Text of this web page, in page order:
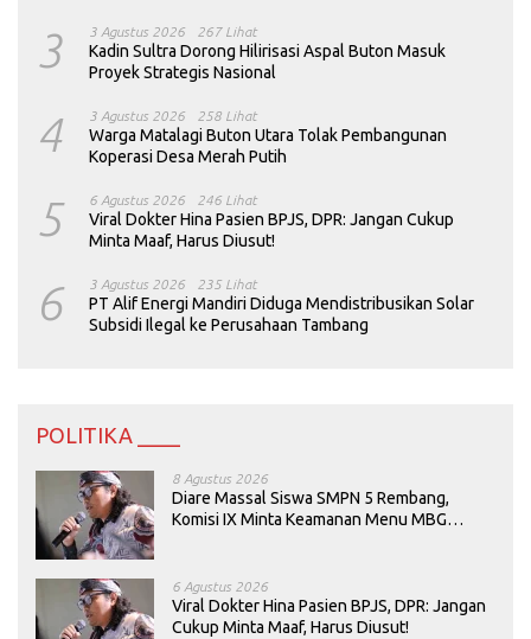
3 3 Agustus 2026 267 Lihat
Kadin Sultra Dorong Hilirisasi Aspal Buton Masuk
Proyek Strategis Nasional
4 3 Agustus 2026 258 Lihat
Warga Matalagi Buton Utara Tolak Pembangunan
Koperasi Desa Merah Putih
5 6 Agustus 2026 246 Lihat
Viral Dokter Hina Pasien BPJS, DPR: Jangan Cukup
Minta Maaf, Harus Diusut!
6 3 Agustus 2026 235 Lihat
PT Alif Energi Mandiri Diduga Mendistribusikan Solar
Subsidi Ilegal ke Perusahaan Tambang
POLITIKA ____
8 Agustus 2026
Diare Massal Siswa SMPN 5 Rembang,
Komisi IX Minta Keamanan Menu MBG
6 Agustus 2026
Viral Dokter Hina Pasien BPJS, DPR: Jangan
Cukup Minta Maaf, Harus Diusut!